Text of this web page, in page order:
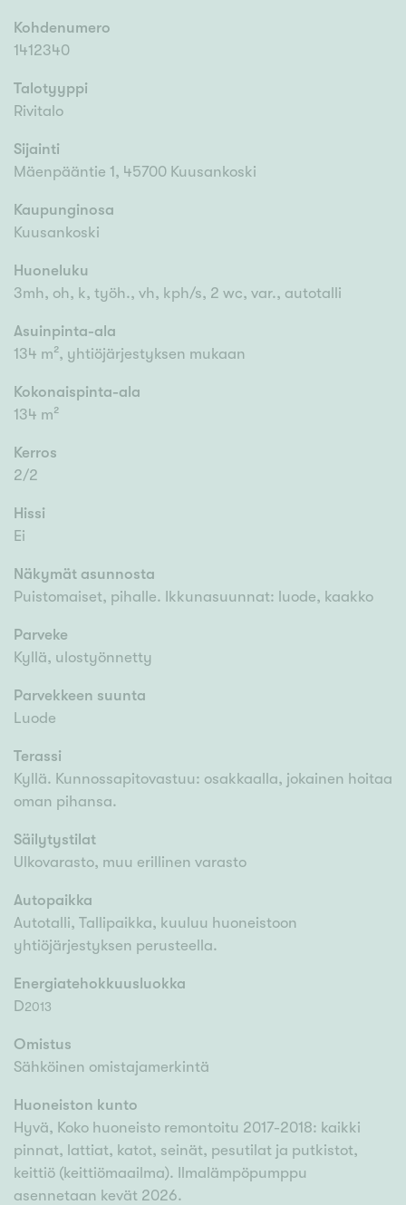
Kohdenumero
1412340
Talotyyppi
Rivitalo
Sijainti
Mäenpääntie 1, 45700 Kuusankoski
Kaupunginosa
Kuusankoski
Huoneluku
3mh, oh, k, työh., vh, kph/s, 2 wc, var., autotalli
Asuinpinta-ala
134 m², yhtiöjärjestyksen mukaan
Kokonaispinta-ala
134 m²
Kerros
2/2
Hissi
Ei
Näkymät asunnosta
Puistomaiset, pihalle. Ikkunasuunnat: luode, kaakko
Parveke
Kyllä, ulostyönnetty
Parvekkeen suunta
Luode
Terassi
Kyllä. Kunnossapitovastuu: osakkaalla, jokainen hoitaa
oman pihansa.
Säilytystilat
Ulkovarasto, muu erillinen varasto
Autopaikka
Autotalli, Tallipaikka, kuuluu huoneistoon
yhtiöjärjestyksen perusteella.
Energiatehokkuusluokka
D2013
Omistus
Sähköinen omistajamerkintä
Huoneiston kunto
Hyvä, Koko huoneisto remontoitu 2017-2018: kaikki
pinnat, lattiat, katot, seinät, pesutilat ja putkistot,
keittiö (keittiömaailma). Ilmalämpöpumppu
asennetaan kevät 2026.